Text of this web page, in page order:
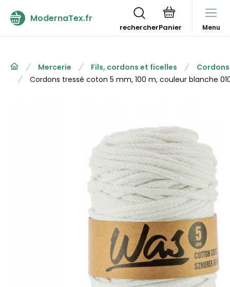
ModernaTex.fr
rechercher Menu
Mercerie Fils, cordons et ficelles
Cordons tressé coton 5 mm, 100 m, couleur blanche